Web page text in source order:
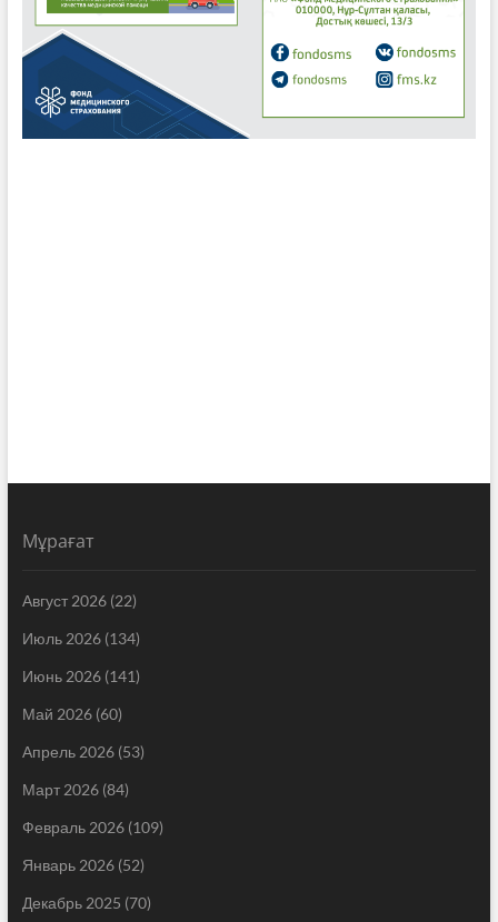
Мұрағат
Август 2026(22)
Июль 2026(134)
Июнь 2026(141)
Май 2026(60)
Апрель 2026(53)
Март 2026(84)
Февраль 2026(109)
Январь 2026(52)
Декабрь 2025 (70)